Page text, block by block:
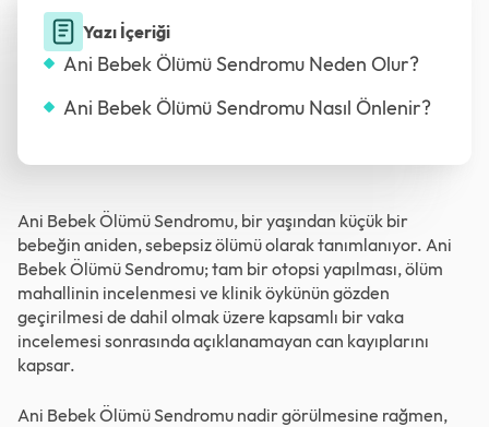
Yazı İçeriği
Ani Bebek Ölümü Sendromu Neden Olur?
Ani Bebek Ölümü Sendromu Nasıl Önlenir?
Ani Bebek Ölümü Sendromu, bir yaşından küçük bir
bebeğin aniden, sebepsiz ölümü olarak tanımlanıyor. Ani
Bebek Ölümü Sendromu; tam bir otopsi yapılması, ölüm
mahallinin incelenmesi ve klinik öykünün gözden
geçirilmesi de dahil olmak üzere kapsamlı bir vaka
incelemesi sonrasında açıklanamayan can kayıplarını
kapsar.
Ani Bebek Ölümü Sendromu nadir görülmesine rağmen,